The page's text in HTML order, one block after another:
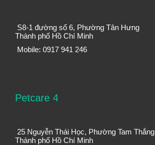
S8-1 đường số 6, Phường Tân Hưng
Thành phố Hồ Chí Minh
Mobile: 0917 941 246
Petcare 4
25 Nguyễn Thái Học, Phường Tam Thắng
Thành phố Hồ Chí Minh